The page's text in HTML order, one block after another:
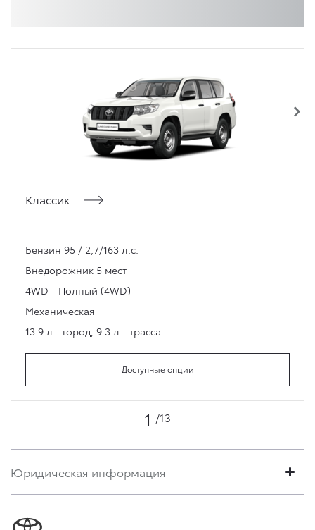
Классик
Бензин 95 / 2,7/163 л.с.
Внедорожник 5 мест
4WD - Полный (4WD)
Механическая
13.9 л - город 9.3 л - трасса
Доступные опции
1 /13
Юридическая информация